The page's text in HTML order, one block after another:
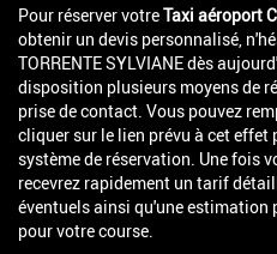
Pour réserver votreTaxi aéroport
obtenir un devis personnalisé,
TORRENTE SYLVIANE dès
disposition plusieurs moyens de
prise de contact. Vous pouvez
cliquer sur le lien prévu à cet
système de réservation. Une fois
recevrez rapidement un tarif
éventuels ainsi qu'une estimation
pour votre course.